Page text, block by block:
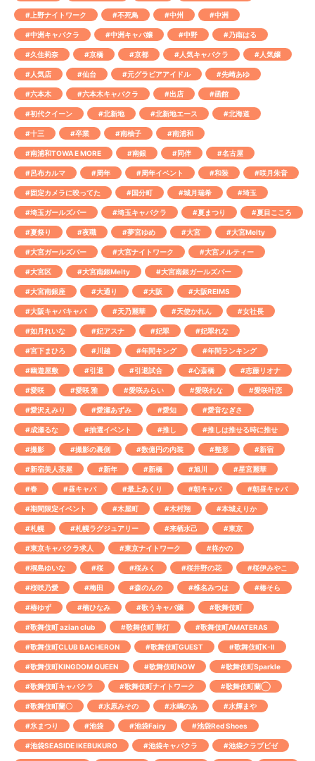
#上野ナイトワーク #不死鳥 #中州 #中洲
#中洲キャバクラ #中洲キャバ嬢 #中野 #乃南はる
#久住莉奈 #京橋 #京都 #人気キャバクラ #人気嬢
#人気店 #仙台 #元グラビアアイドル #先崎あゆ
#六本木 #六本木キャバクラ #出店 #函館
#初代クイーン #北新地 #北新地エース #北海道
#十三 #卒業 #南柚子 #南浦和
#南浦和TOWA E MORE #南銀 #同伴 #名古屋
#呂布カルマ #周年 #周年イベント #和装 #咲月朱音
#固定カメラに映ってた #国分町 #城月瑞希 #埼玉
#埼玉ガールズバー #埼玉キャバクラ #夏まつり #夏目こころ
#夏祭り #夜職 #夢宮ゆめ #大宮 #大宮Melty
#大宮ガールズバー #大宮ナイトワーク #大宮メルティー
#大宮区 #大宮南銀Melty #大宮南銀ガールズバー
#大宮南銀座 #大通り #大阪 #大阪REIMS
#大阪キャバキャバ #天乃麗華 #天使かれん #女社長
#如月れいな #妃アスナ #妃翠 #妃翠れな
#宮下まひろ #川越 #年間キング #年間ランキング
#幽遊屋敷 #引退 #引退試合 #心斎橋 #志藤リオナ
#愛咲 #愛咲 雅 #愛咲みらい #愛咲れな #愛咲叶恋
#愛沢えみり #愛瀬あずみ #愛知 #愛音なぎさ
#成瀬るな #抽選イベント #推し #推しは推せる時に推せ
#撮影 #撮影の裏側 #数億円の内装 #整形 #新宿
#新宿美人茶屋 #新年 #新橋 #旭川 #星宮麗華
#春 #昼キャバ #最上あくり #朝キャバ #朝昼キャバ
#期間限定イベント #木屋町 #木村翔 #本城えりか
#札幌 #札幌ラグジュアリー #来栖水己 #東京
#東京キャバクラ求人 #東京ナイトワーク #柊かの
#桐島ゆいな #桜 #桜みく #桜井野の花 #桜伊みやこ
#桜咲乃愛 #梅田 #森のんの #椎名みつは #椿そら
#椿ゆず #楠ひなみ #歌うキャバ嬢 #歌舞伎町
#歌舞伎町 azian club #歌舞伎町 華灯 #歌舞伎町AMATERAS
#歌舞伎町CLUB BACHERON #歌舞伎町GUEST #歌舞伎町K-Ⅱ
#歌舞伎町KINGDOM QUEEN #歌舞伎町NOW #歌舞伎町Sparkle
#歌舞伎町キャバクラ #歌舞伎町ナイトワーク #歌舞伎町蘭◯
#歌舞伎町蘭〇 #水原みその #水嶋のあ #水輝まや
#氷まつり #池袋 #池袋Fairy #池袋Red Shoes
#池袋SEASIDE IKEBUKURO #池袋キャバクラ #池袋クラブビゼ